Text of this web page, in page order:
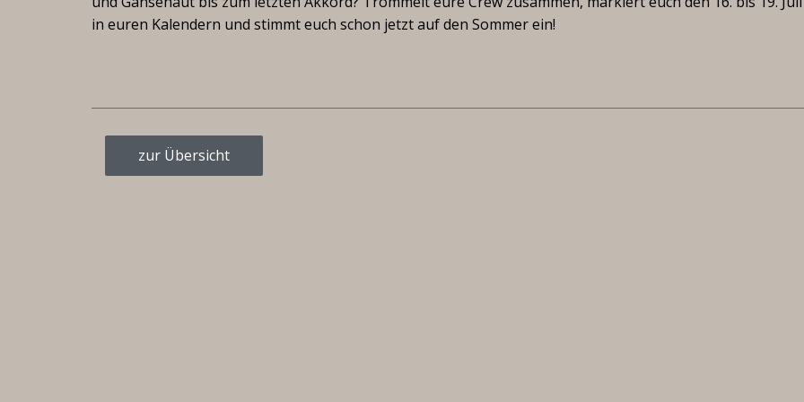
in euren Kalendern und stimmt euch schon jetzt auf den Sommer ein!
zur Übersicht